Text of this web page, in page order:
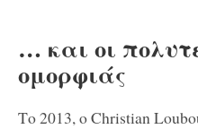
… και οι
ομορφιάς
Το 2013, οChristian